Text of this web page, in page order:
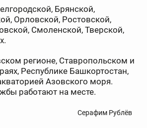
Брянской,
Орловской, Ростовской,
Смоленской, Тверской,
регионе, Ставропольском и
Республике Башкортостан,
Азовского моря.
работают на месте.
Серафим Рублёв